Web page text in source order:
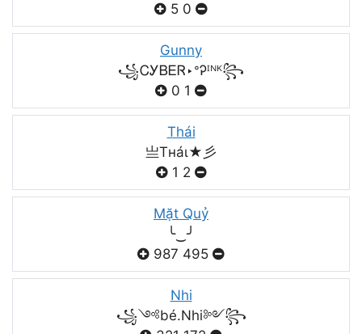
5 0
Gunny
꧁ᏟᎩᏴᎬᏒ‣ᐤᎮᴵᴺᴷ꧂
0 1
Thái
亗Tнáι★彡
1 2
Mặt Quỷ
╰‿╯
987 495
Nhi
꧁༺bé.Nhi༻꧂